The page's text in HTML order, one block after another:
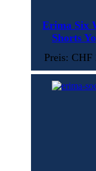
Erima Six
Shorts
Preis: CHF